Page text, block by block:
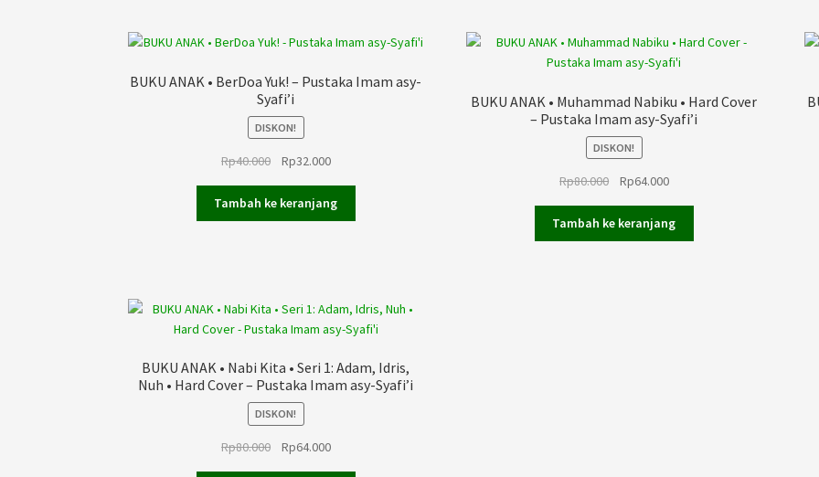
BUKU ANAK • BerDoa Yuk! – Pustaka Imam asy-
Syafi’i
DISKON!
Rp40.000
Harga
adalah:
Rp40.000.
Rp32.000Harga
ini
adalah:
Tambah ke keranjang
BUKU ANAK • Muhammad Nabiku • Hard Cover
– Pustaka Imam asy-Syafi’i
DISKON!
Rp80.000
Harga
adalah:
Rp80.000.
Rp64.000Harga
ini
adalah:
Tambah ke keranjang
BUKU ANAK • Nabi Kita • Seri 1: Adam, Idris,
Nuh • Hard Cover – Pustaka Imam asy-Syafi’i
DISKON!
Rp80.000
Harga
Rp64.000Harga